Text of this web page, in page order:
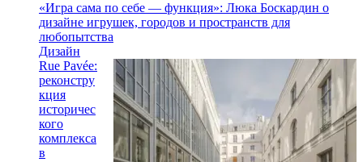
«Игра сама по себе — функция»: Люка Боскардин о
дизайне игрушек, городов и пространств для
любопытства
Дизайн
Rue Pavée:
реконстру
кция
историчес
кого
комплекса
в